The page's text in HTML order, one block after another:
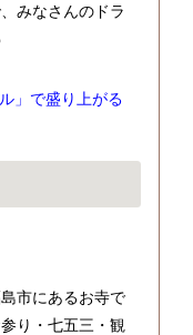
みなさんのドラ
」で盛り上がる
市にあるお寺で
り・七五三・観